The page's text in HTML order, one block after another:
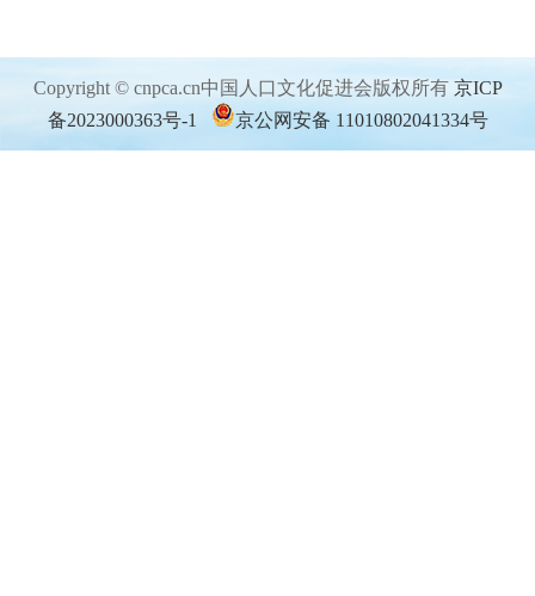
Copyright © cnpca.cn中国人口文化促进会版权所有 京ICP
备2023000363号-1
京公网安备 11010802041334号